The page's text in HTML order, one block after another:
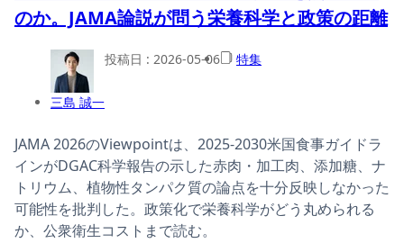
のか。JAMA論説が問う栄養科学と政策の距離
三島 誠一
投稿日 : 2026-05-06 特集
JAMA 2026のViewpointは、2025-2030米国食事ガイドラ
インがDGAC科学報告の示した赤肉・加工肉、添加糖、ナ
トリウム、植物性タンパク質の論点を十分反映しなかった
可能性を批判した。政策化で栄養科学がどう丸められる
か、公衆衛生コストまで読む。